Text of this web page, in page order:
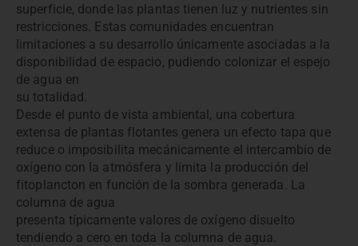
superficie, donde las plantas tienen luz y nutrientes sin
restricciones. Estas comunidades encuentran
limitaciones a su desarrollo únicamente asociadas a la
disponibilidad de espacio, pudiendo colonizar el espejo
de agua en
su totalidad.
Desde el punto de vista ambiental, una cobertura
extensa de plantas flotantes genera un efecto tapa que
reduce o imposibilita mecánicamente el intercambio de
oxígeno con la atmósfera y limita la producción del
fitoplancton en función de la sombra generada. La
columna de agua
presenta típicamente valores de oxígeno disuelto
tendiendo a cero en toda la columna de agua.